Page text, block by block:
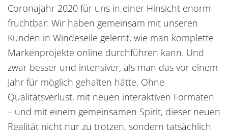
Coronajahr 2020 für uns in einer Hinsicht enorm
fruchtbar: Wir haben gemeinsam mit unseren
Kunden in Windeseile gelernt, wie man komplette
Markenprojekte online durchführen kann. Und
zwar besser und intensiver, als man das vor einem
Jahr für möglich gehalten hätte. Ohne
Qualitätsverlust, mit neuen interaktiven Formaten
– und mit einem gemeinsamen Spirit, dieser neuen
Realität nicht nur zu trotzen, sondern tatsächlich